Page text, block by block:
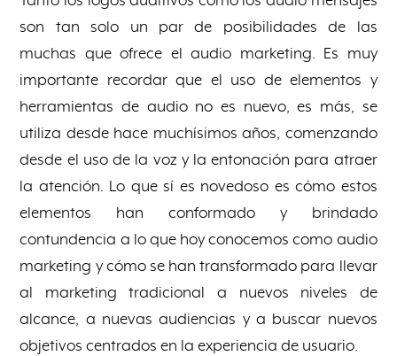
son tan solo un par de posibilidades de las
muchas que ofrece el audio marketing. Es muy
importante recordar que el uso de elementos y
herramientas de audio no es nuevo, es más, se
utiliza desde hace muchísimos años, comenzando
desde el uso de la voz y la entonación para atraer
la atención. Lo que sí es novedoso es cómo estos
elementos han conformado y brindado
contundencia a lo que hoy conocemos como audio
marketing y cómo se han transformado para llevar
al marketing tradicional a nuevos niveles de
alcance, a nuevas audiencias y a buscar nuevos
objetivos centrados en la experiencia de usuario.